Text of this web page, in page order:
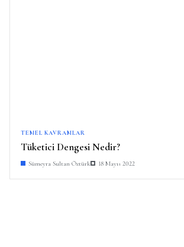
TEMEL KAVRAMLAR
Tüketici Dengesi Nedir?
Sümeyra Sultan Öztürk 18 Mayıs 2022